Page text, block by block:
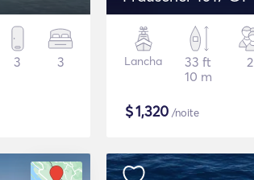
3 3 Lancha
33 ft
10 m
2
$1,320 /noite